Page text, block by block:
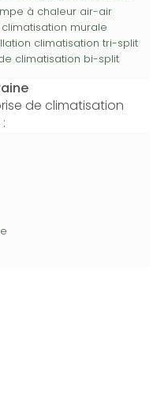
à chaleur air-air
murale
climatisation tri-split
climatisation bi-split
de climatisation